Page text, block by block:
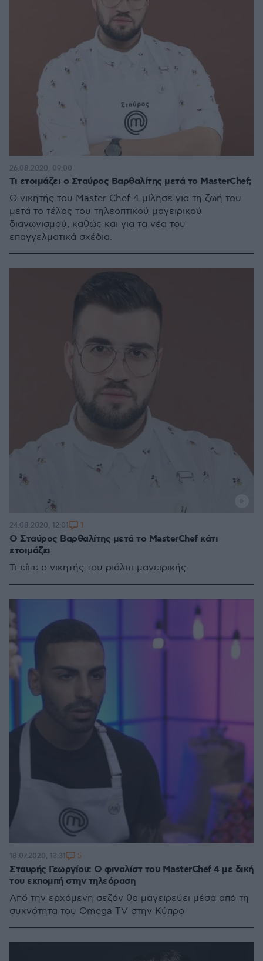
Τι ετοιμάζει ο Σταύρος Βαρθαλίτης μετά το MasterChef;
Ο νικητής του Master Chef 4 μίλησε για τη ζωή του
μετά το τέλος του τηλεοπτικού μαγειρικού
διαγωνισμού, καθώς και για τα νέα του
επαγγελματικά σχέδια.
26.08.2020, 09:00
O Σταύρος Βαρθαλίτης μετά το MasterChef κάτι
ετοιμάζει
Τι είπε ο νικητής του ριάλιτι μαγειρικής
24.08.2020, 12:01 1
Σταυρής Γεωργίου: Ο φιναλίστ του MasterChef 4 με δική
του εκπομπή στην τηλεόραση
Από την ερχόμενη σεζόν θα μαγειρεύει μέσα από τη
συχνότητα του Omega TV στην Κύπρο
18.07.2020, 13:31 5